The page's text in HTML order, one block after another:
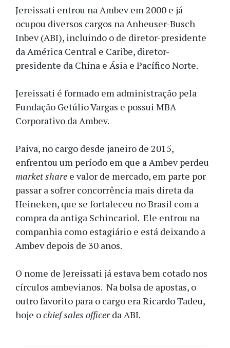
Jereissati entrou na Ambev em 2000 e já
ocupou diversos cargos na Anheuser-Busch
Inbev (ABI), incluindo o de diretor-presidente
da América Central e Caribe, diretor-
presidente da China e Ásia e Pacífico Norte.
Jereissati é formado em administração pela
Fundação Getúlio Vargas e possui MBA
Corporativo da Ambev.
Paiva, no cargo desde janeiro de 2015,
enfrentou um período em que a Ambev perdeu
market share e valor de mercado, em parte por
passar a sofrer concorrência mais direta da
Heineken, que se fortaleceu no Brasil com a
compra da antiga Schincariol. Ele entrou na
companhia como estagiário e está deixando a
Ambev depois de 30 anos.
O nome de Jereissati já estava bem cotado nos
círculos ambevianos. Na bolsa de apostas, o
outro favorito para o cargo era Ricardo Tadeu,
hoje ochief sales officerda ABI.